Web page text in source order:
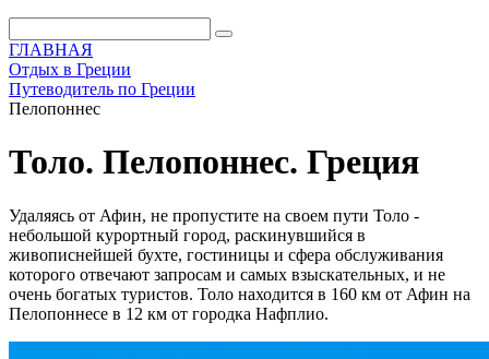
ГЛАВНАЯ
Отдых в Греции
Путеводитель по Греции
Пелопоннес
Толо. Пелопоннес. Греция
Удаляясь от Афин, не пропустите на своем пути Толо -
небольшой курортный город, раскинувшийся в
живописнейшей бухте, гостиницы и сфера обслуживания
которого отвечают запросам и самых взыскательных, и не
очень богатых туристов. Толо находится в 160 км от Афин на
Пелопоннесе в 12 км от городка Нафплио.